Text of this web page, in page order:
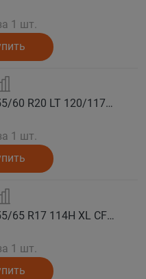
1 шт.
COMFORSER Автошина 255/60 R20 LT 120/117S CF1100 10PR RWL лето
1 шт.
COMFORSER Автошина 255/65 R17 114H XL CF1100 RWL лето
1 шт.